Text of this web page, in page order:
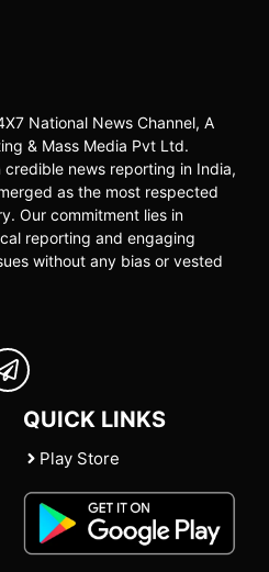
National News Channel, A
& Mass Media Pvt Ltd.
credible news reporting in India,
as the most respected
Our commitment lies in
reporting and engaging
without any bias or vested
QUICK LINKS
Play Store